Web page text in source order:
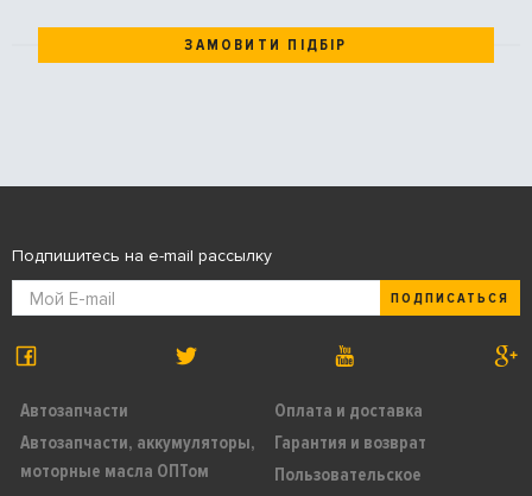
ЗАМОВИТИ ПІДБІР
Автозапчасти
Автозапчасти, аккумуляторы,
моторные масла ОПТом
Оплата и доставка
Гарантия и возврат
Пользовательское
Подпишитесь на e-mail рассылку
ПОДПИСАТЬСЯ